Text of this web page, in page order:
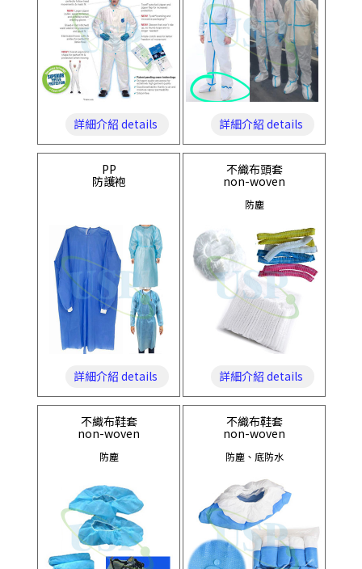
詳細介紹 details 詳細介紹 details
PP
防護袍
詳細介紹 details
不織布頭套
non-woven
防塵
詳細介紹 details
不織布鞋套
non-woven
防塵
不織布鞋套
non-woven
防塵、底防水